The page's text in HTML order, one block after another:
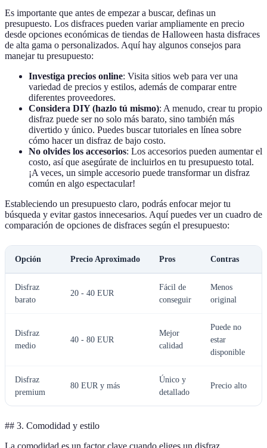
Es importante que antes de empezar a buscar, definas un
presupuesto. Los disfraces pueden variar ampliamente en precio
desde opciones económicas de tiendas de Halloween hasta disfraces
de alta gama o personalizados. Aquí hay algunos consejos para
manejar tu presupuesto:
Investiga precios online: Visita sitios web para ver una
variedad de precios y estilos, además de comparar entre
diferentes proveedores.
Considera DIY (hazlo tú mismo): A menudo, crear tu propio
disfraz puede ser no solo más barato, sino también más
divertido y único. Puedes buscar tutoriales en línea sobre
cómo hacer un disfraz de bajo costo.
No olvides los accesorios: Los accesorios pueden aumentar el
costo, así que asegúrate de incluirlos en tu presupuesto total.
¡A veces, un simple accesorio puede transformar un disfraz
común en algo espectacular!
Estableciendo un presupuesto claro, podrás enfocar mejor tu
búsqueda y evitar gastos innecesarios. Aquí puedes ver un cuadro de
comparación de opciones de disfraces según el presupuesto:
Opción Precio Aproximado Pros Contras
Disfraz
barato
20 - 40 EUR
Fácil de
conseguir
Menos
original
Disfraz
medio
40 - 80 EUR
Mejor
calidad
Puede no
estar
disponible
Disfraz
premium
80 EUR y más
Único y
detallado
Precio alto
## 3. Comodidad y estilo
La comodidad es un factor clave cuando eliges un disfraz,